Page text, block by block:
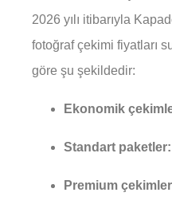
2026 yılı itibarıyla
fotoğraf çekimi fiyatları
göre şu şekildedir:
Ekonomik
Standart paketler:
Premium